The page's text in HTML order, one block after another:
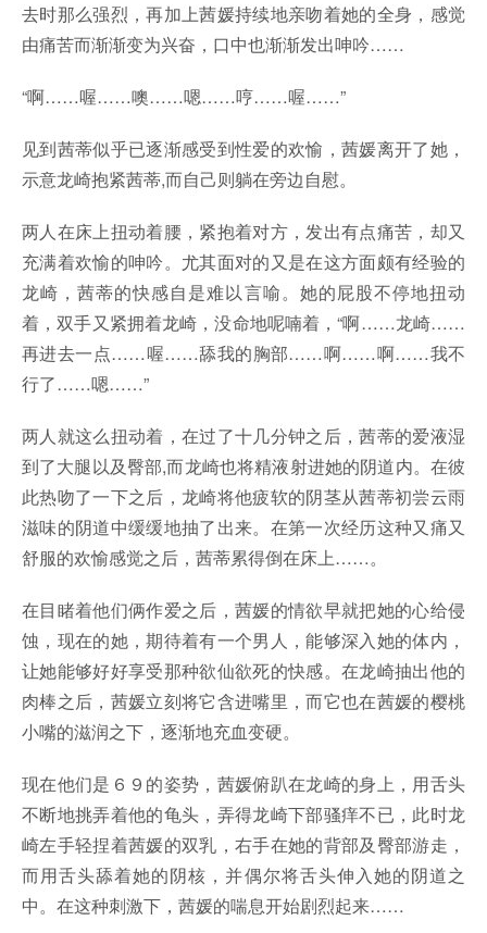
去时那么强烈，再加上茜媛持续地亲吻着她的全身，感觉
由痛苦而渐渐变为兴奋，口中也渐渐发出呻吟……
“啊……喔……噢……嗯……哼……喔……”
见到茜蒂似乎已逐渐感受到性爱的欢愉，茜媛离开了她，
示意龙崎抱紧茜蒂,而自己则躺在旁边自慰。
两人在床上扭动着腰，紧抱着对方，发出有点痛苦，却又
充满着欢愉的呻吟。尤其面对的又是在这方面颇有经验的
龙崎，茜蒂的快感自是难以言喻。她的屁股不停地扭动
着，双手又紧拥着龙崎，没命地呢喃着，“啊……龙崎……
再进去一点……喔……舔我的胸部……啊……啊……我不
行了……嗯……”
两人就这么扭动着，在过了十几分钟之后，茜蒂的爱液湿
到了大腿以及臀部,而龙崎也将精液射进她的阴道内。在彼
此热吻了一下之后，龙崎将他疲软的阴茎从茜蒂初尝云雨
滋味的阴道中缓缓地抽了出来。在第一次经历这种又痛又
舒服的欢愉感觉之后，茜蒂累得倒在床上……。
在目睹着他们俩作爱之后，茜媛的情欲早就把她的心给侵
蚀，现在的她，期待着有一个男人，能够深入她的体内，
让她能够好好享受那种欲仙欲死的快感。在龙崎抽出他的
肉棒之后，茜媛立刻将它含进嘴里，而它也在茜媛的樱桃
小嘴的滋润之下，逐渐地充血变硬。
现在他们是６９的姿势，茜媛俯趴在龙崎的身上，用舌头
不断地挑弄着他的龟头，弄得龙崎下部骚痒不已，此时龙
崎左手轻捏着茜媛的双乳，右手在她的背部及臀部游走，
而用舌头舔着她的阴核，并偶尔将舌头伸入她的阴道之
中。在这种刺激下，茜媛的喘息开始剧烈起来……